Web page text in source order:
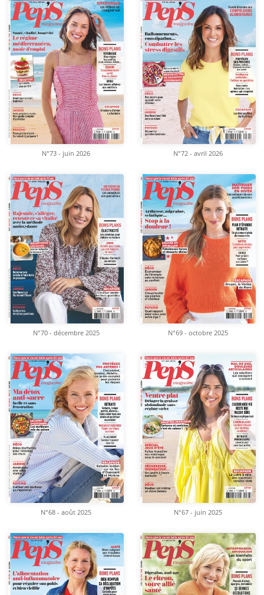
N°73 - juin 2026 N°72 - avril 2026
N°70 - décembre 2025 N°69 - octobre 2025
N°68 - août 2025 N°67 - juin 2025